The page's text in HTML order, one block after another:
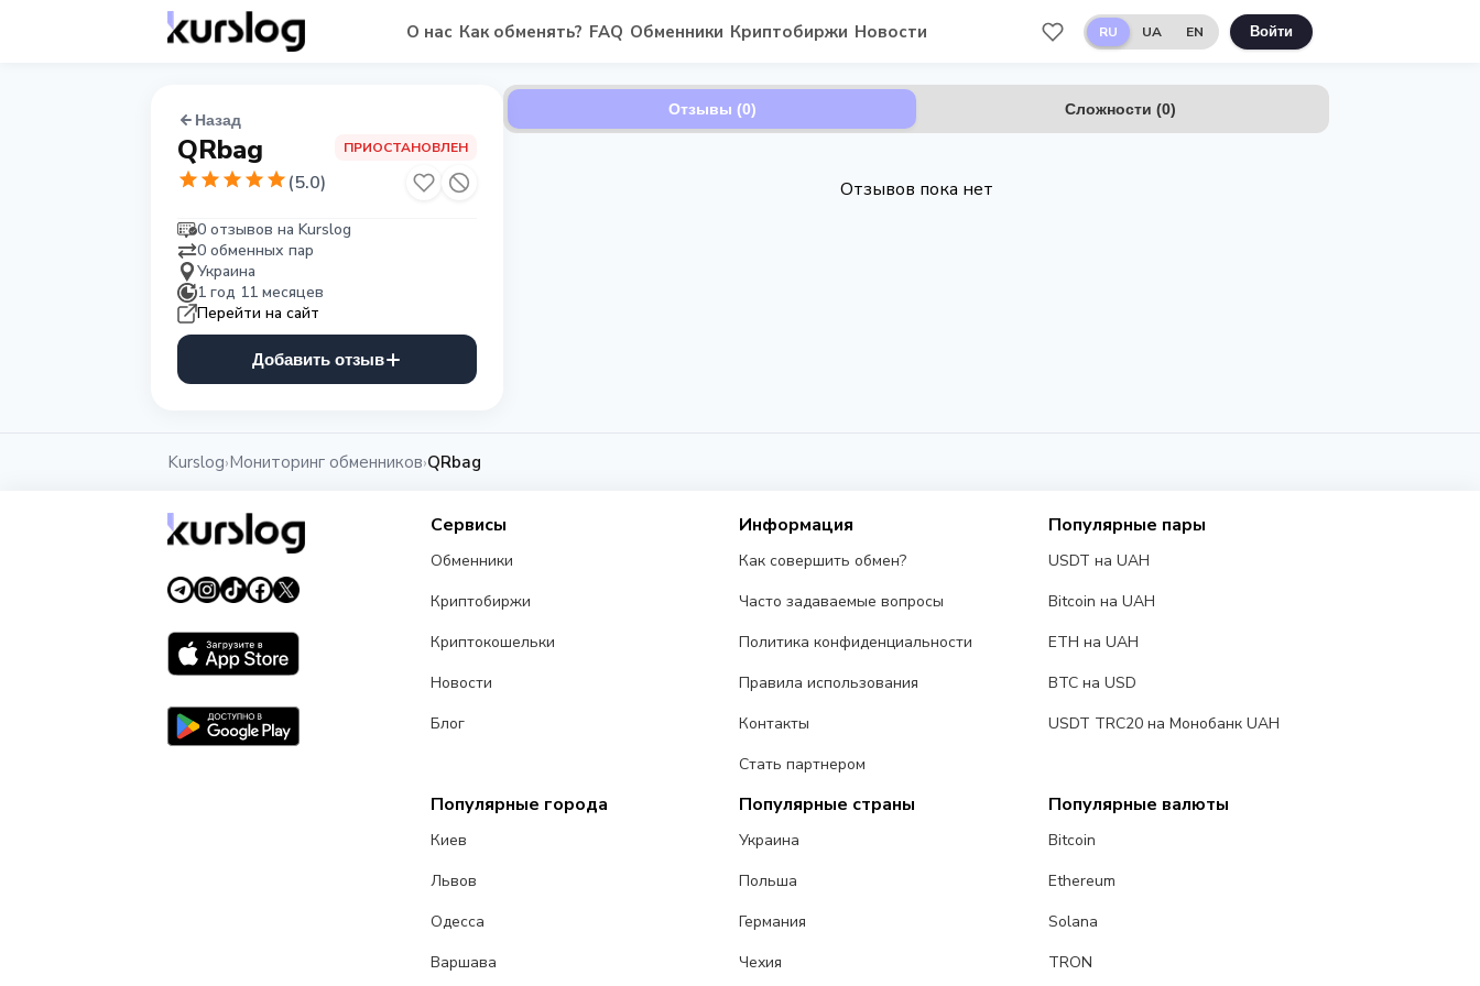
О нас Как обменять? FAQ Обменники Криптобиржи Новости RU UA EN Войти
Назад
QRbag ПРИОСТАНОВЛЕН
(5.0)
0 отзывов на Kurslog
0 обменных пар
Украина
1 год 11 месяцев
Перейти на сайт
Добавить отзыв
Отзывы (0) Сложности (0)
Отзывов пока нет
Kurslog›Мониторинг обменников›QRbag
Сервисы
Обменники
Криптобиржи
Криптокошельки
Новости
Блог
Информация
Как совершить обмен?
Часто задаваемые вопросы
Политика конфиденциальности
Правила использования
Контакты
Стать партнером
Популярные пары
USDT на UAH
Bitcoin на UAH
ETH на UAH
BTC на USD
USDT TRC20 на Монобанк UAH
Популярные города
Киев
Львов
Одесса
Варшава
Популярные страны
Украина
Польша
Германия
Чехия
Популярные валюты
Bitcoin
Ethereum
Solana
TRON